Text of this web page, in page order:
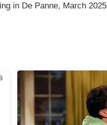
in De Panne, March 2025